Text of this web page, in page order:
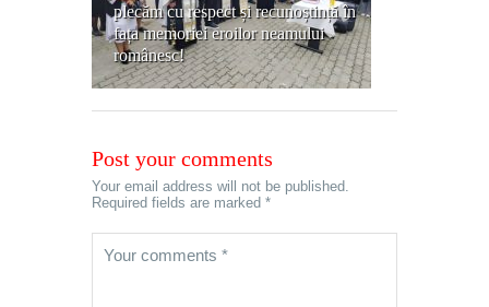
plecăm cu respect și recunoștință în
fața memoriei eroilor neamului
românesc!
Post your comments
Your email address will not be published.
Required fields are marked *